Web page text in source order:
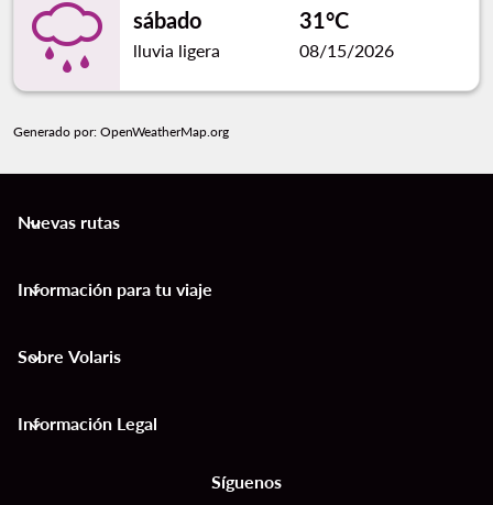
sábado
lluvia ligera
31°C
08/15/2026
Generado por: OpenWeatherMap.org
Nuevas rutas
keyboard_arrow_down
Información para tu viaje
keyboard_arrow_down
Sobre Volaris
keyboard_arrow_down
Información Legal
keyboard_arrow_down
Síguenos